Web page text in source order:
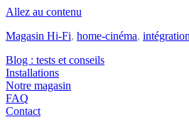
Allez au contenu
Magasin Hi-Fi, home-cinéma, intégra
Blog : tests et conseils
Installations
Notre magasin
FAQ
Contact